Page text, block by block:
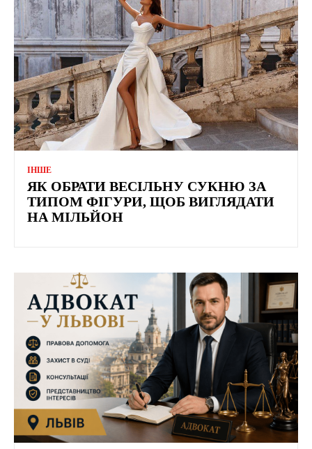
ІНШЕ
ЯК ОБРАТИ ВЕСІЛЬНУ СУКНЮ ЗА
ТИПОМ ФІГУРИ, ЩОБ ВИГЛЯДАТИ
НА МІЛЬЙОН